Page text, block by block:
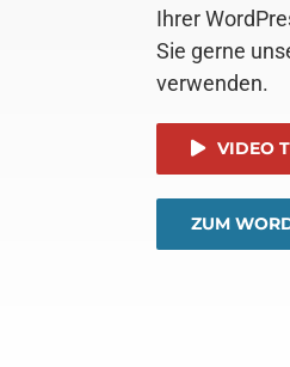
Ihrer
Sie gerne
verwenden.
VIDEO
ZUM